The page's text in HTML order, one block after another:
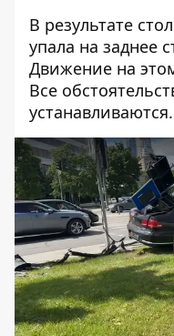
В результате
упала на заднее
Движение на
Все
устанавливаются.